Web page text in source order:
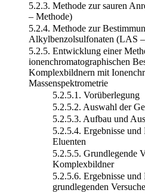
5.2.3. Methode zur sauren
– Methode)
5.2.4. Methode zur
Alkylbenzolsulfonaten (LAS
5.2.5. Entwicklung einer
ionenchromatographischen
Komplexbildnern mit
Massenspektrometrie
5.2.5.1. Vorüberlegung
5.2.5.2. Auswahl der
5.2.5.3. Aufbau und
5.2.5.4. Ergebnisse
Eluenten
5.2.5.5. Grundlegende
Komplexbildner
5.2.5.6. Ergebnisse und
grundlegenden Versuche